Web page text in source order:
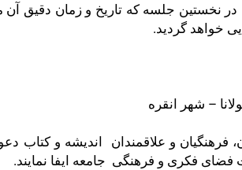
نخستین جلسه که تاریخ و زمان دقیق آن
خواهد گردید.
– شهر انقره
فرهنگیان و علاقمندان اندیشه و کتاب
فکری و فرهنگی جامعه ایفا نمایند.